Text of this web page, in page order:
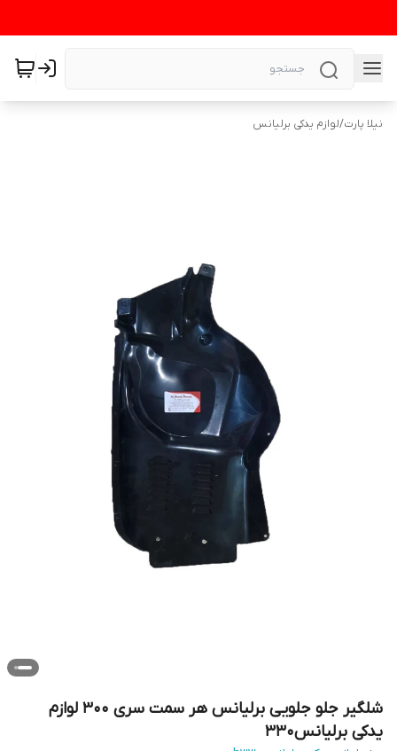
نیلا پارت/لوازم یدکی برلیانس
شلگیر جلو جلویی برلیانس هر سمت سری 300 لوازم
یدکی برلیانس330